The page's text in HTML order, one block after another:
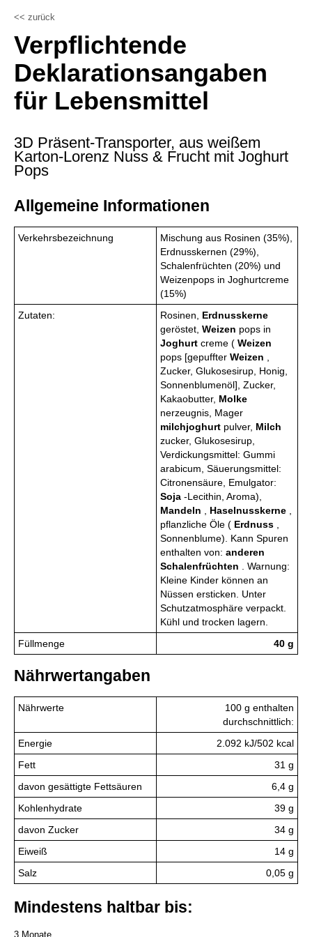
<< zurück
Verpflichtende
Deklarationsangaben
für Lebensmittel
3D Präsent-Transporter, aus weißem
Karton-Lorenz Nuss & Frucht mit Joghurt
Pops
Allgemeine Informationen
Verkehrsbezeichnung
Mischung aus Rosinen (35%),
Erdnusskernen (29%),
Schalenfrüchten (20%) und
Weizenpops in Joghurtcreme
(15%)
Zutaten:
Rosinen, Erdnusskerne
geröstet, Weizen pops in
Joghurt creme ( Weizen
pops [gepuffter Weizen
Zucker, Glukosesirup, Honig,
Sonnenblumenöl], Zucker,
Kakaobutter, Molke
nerzeugnis, Mager
milchjoghurt pulver, Milch
zucker, Glukosesirup,
Verdickungsmittel: Gummi
arabicum, Säuerungsmittel:
Citronensäure, Emulgator:
Soja -Lecithin, Aroma),
Mandeln
Haselnusskerne
pflanzliche Öle ( Erdnuss
Sonnenblume). Kann Spuren
enthalten von: anderen
Schalenfrüchten
. Warnung:
Kleine Kinder können an
Nüssen ersticken. Unter
Schutzatmosphäre verpackt.
Kühl und trocken lagern.
Füllmenge
40 g
Nährwertangaben
Nährwerte
100 g enthalten
durchschnittlich:
Energie
2.092 kJ/502 kcal
Fett
31 g
davon gesättigte Fettsäuren
6,4 g
Kohlenhydrate
39 g
davon Zucker
34 g
Eiweiß
14 g
Salz
0,05 g
Mindestens haltbar bis:
3 Monate